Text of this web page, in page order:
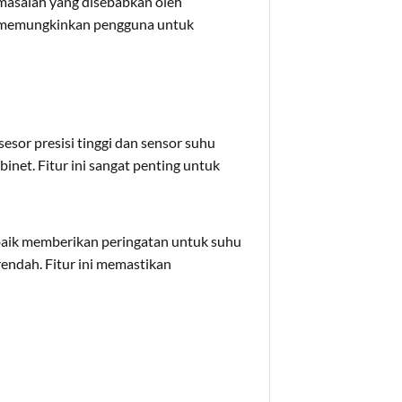
pengguna untuk
presisi tinggi dan sensor suhu
Fitur ini sangat penting untuk
memberikan peringatan untuk suhu
Fitur ini memastikan